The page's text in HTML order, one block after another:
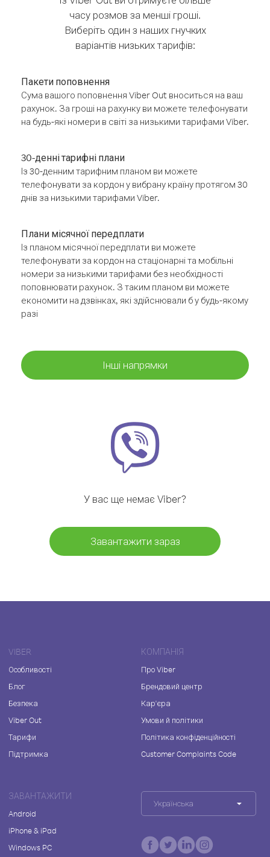
часу розмов за менші гроші.
Виберіть один з наших гнучких
варіантів низьких тарифів:
Пакети поповнення
Сума вашого поповнення Viber Out вноситься на ваш
рахунок. За гроші на рахунку ви можете телефонувати
на будь-які номери в світі за низькими тарифами Viber.
30-денні тарифні плани
Із 30-денним тарифним планом ви можете
телефонувати за кордон у вибрану країну протягом 30
днів за низькими тарифами Viber.
Плани місячної передплати
Із планом місячної передплати ви можете
телефонувати за кордон на стаціонарні та мобільні
номери за низькими тарифами без необхідності
поповнювати рахунок. З таким планом ви можете
економити на дзвінках, які здійснювали б у будь-якому
разі
Інші напрямки
У вас ще немає Viber?
Завантажити зараз
VIBER
Особливості
Блог
Безпека
Viber Out
Тарифи
Підтримка
КОМПАНІЯ
Про Viber
Брендовий центр
Кар'єра
Умови й політики
Політика конфіденційності
Customer Complaints Code
ЗАВАНТАЖИТИ
Android
iPhone & iPad
Windows PC
Українська